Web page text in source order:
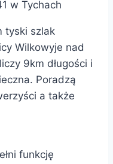
tyski szlak
Wilkowyje nad
9km długości i
Poradzą
a także
funkcję